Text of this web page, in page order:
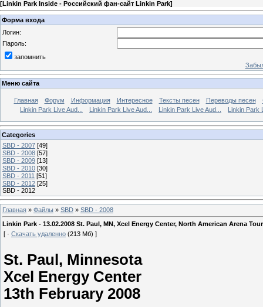
[Linkin Park Inside - Российский фан-сайт Linkin Park]
Форма входа
Логин:
Пароль:
запомнить
Меню сайта
Главная Форум Информация Интересное Тексты песен Переводы песен
Linkin Park Live Aud...
Linkin Park Live Aud... Linkin Park Live Aud... Linkin Park
Categories
SBD - 2007 [49]
SBD - 2008 [57]
SBD - 2009 [13]
SBD - 2010 [30]
SBD - 2011 [51]
SBD - 2012 [25]
SBD - 2012
Главная » Файлы » SBD » SBD - 2008
Linkin Park - 13.02.2008 St. Paul, MN, Xcel Energy Center, North American Arena Tour
[ · Скачать удаленно (213 Мб) ]
St. Paul, Minnesota
Xcel Energy Center
13th February 2008